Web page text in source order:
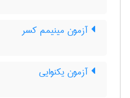
آزمون مینیمم کسر
آزمون یکنوایی